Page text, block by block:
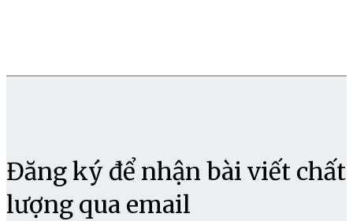
Đăng ký để nhận bài viết chất
lượng qua email